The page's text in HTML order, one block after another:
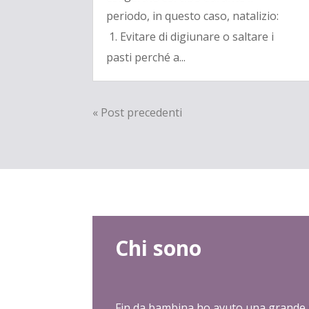
periodo, in questo caso, natalizio:
1. Evitare di digiunare o saltare i
pasti perché a...
« Post precedenti
Chi sono